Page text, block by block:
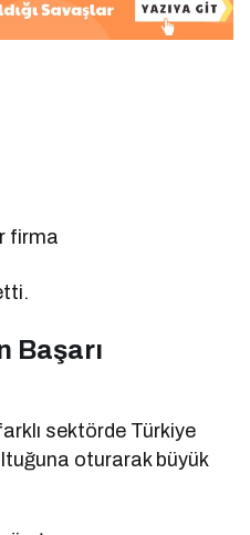
firma
Başarı
sektörde Türkiye
oturarak büyük